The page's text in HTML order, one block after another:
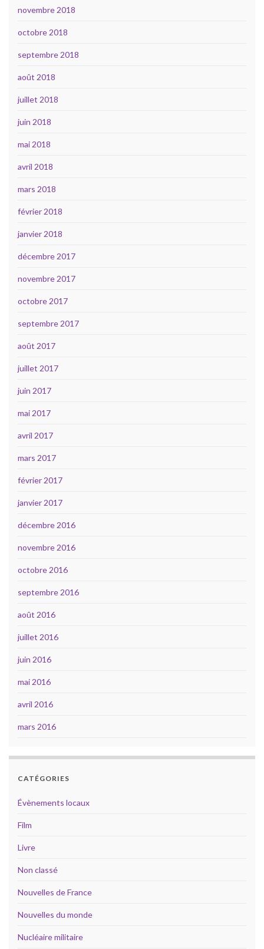
novembre 2018
octobre 2018
septembre 2018
août 2018
juillet 2018
juin 2018
mai 2018
avril 2018
mars 2018
février 2018
janvier 2018
décembre 2017
novembre 2017
octobre 2017
septembre 2017
août 2017
juillet 2017
juin 2017
mai 2017
avril 2017
mars 2017
février 2017
janvier 2017
décembre 2016
novembre 2016
octobre 2016
septembre 2016
août 2016
juillet 2016
juin 2016
mai 2016
avril 2016
mars 2016
CATÉGORIES
Évènements locaux
Film
Livre
Non classé
Nouvelles de France
Nouvelles du monde
Nucléaire militaire